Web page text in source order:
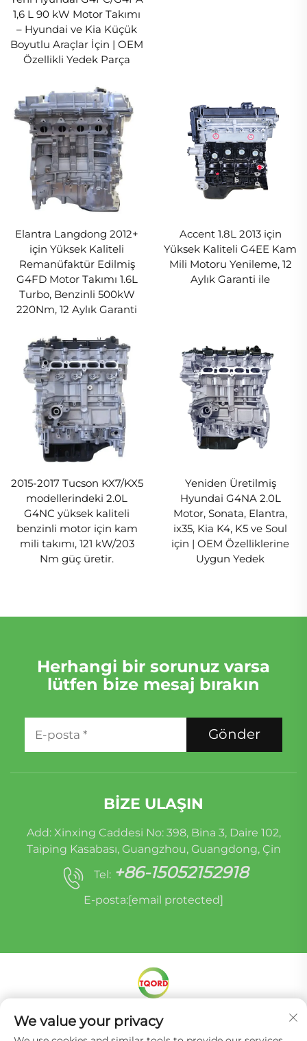
1,6 L 90 kW Motor Takımı
– Hyundai ve Kia Küçük
Boyutlu Araçlar İçin | OEM
Özellikli Yedek Parça
Elantra Langdong 2012+
için Yüksek Kaliteli
Remanüfaktür Edilmiş
G4FD Motor Takımı 1.6L
Turbo, Benzinli 500kW
220Nm, 12 Aylık Garanti
Accent 1.8L 2013 için
Yüksek Kaliteli G4EE Kam
Mili Motoru Yenileme, 12
Aylık Garanti ile
2015-2017 Tucson KX7/KX5
modellerindeki 2.0L
G4NC yüksek kaliteli
benzinli motor için kam
mili takımı, 121 kW/203
Nm güç üretir.
Yeniden Üretilmiş
Hyundai G4NA 2.0L
Motor, Sonata, Elantra,
ix35, Kia K4, K5 ve Soul
için | OEM Özelliklerine
Uygun Yedek
Herhangi bir sorunuz varsa
lütfen bize mesaj bırakın
Gönder
BIZE ULAŞIN
Add: Xinxing Caddesi No: 398, Bina 3, Daire 102,
Taiping Kasabası, Guangzhou, Guangdong, Çin
Tel: +86-15052152918
E-posta:[email protected]
Telif Hakkı © Miracle Oruide (guangzhou) Auto
Parts Remanufacturing Co., Ltd. -
We value your privacy